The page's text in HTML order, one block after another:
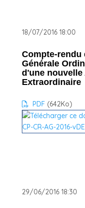
18/07/2016 18:00
Compte-rendu
Générale
d'une nouvelle
Extraordinaire
PDF (642Ko)
29/06/2016 18:30